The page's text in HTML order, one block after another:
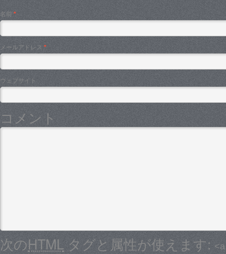
名前 *
メールアドレス *
ウェブサイト
コメント
次のHTML タグと属性が使えます: